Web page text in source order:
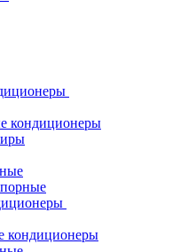
кондиционеры
кондиционеры